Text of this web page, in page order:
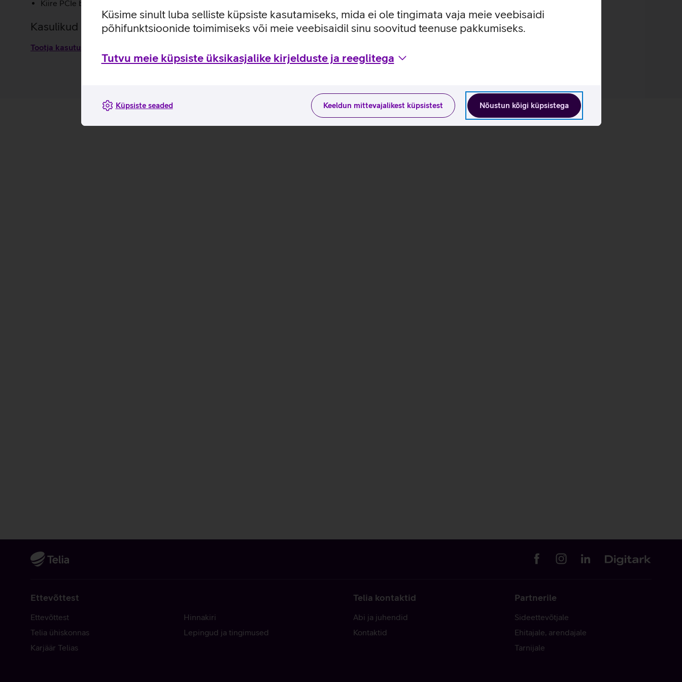
Küsime sinult luba selliste küpsiste kasutamiseks, mida ei ole tingimata vaja meie veebisaidi
põhifunktsioonide toimimiseks või meie veebisaidil sinu soovitud teenuse pakkumiseks.
Tutvu meie küpsiste üksikasjalike kirjelduste ja reeglitega
Nõustun kõigi küpsistega
Keeldun mittevajalikest küpsistest
Küpsiste seaded
Kiire PCIe baasil välkmäluga kõvaketas tagab, et nii suured failid kui rakendused laeksid kiiremini kui varem.
Kasulikud lingid
Tootja kasutusjuhend lauaarvutile Apple Mac mini M1_EST
Ettevõttest
Ettevõttest
Telia ühiskonnas
Karjäär Telias
Hinnakiri
Lepingud ja tingimused
Telia kontaktid
Abi ja juhendid
Kontaktid
Partnerile
Sideettevõtjale
Ehitajale, arendajale
Tarnijale